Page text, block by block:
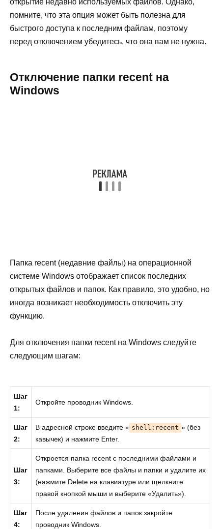
открытие недавно используемых файлов. Однако,
помните, что эта опция может быть полезна для
быстрого доступа к последним файлам, поэтому
перед отключением убедитесь, что она вам не нужна.
Отключение папки recent на
Windows
Папка recent (недавние файлы) на операционной
системе Windows отображает список последних
открытых файлов и папок. Как правило, это удобно, но
иногда возникает необходимость отключить эту
функцию.
Для отключения папки recent на Windows следуйте
следующим шагам:
Шаг
1:
Откройте проводник Windows.
Шаг
2:
В адресной строке введите « shell:recent » (без
кавычек) и нажмите Enter.
Шаг
3:
Откроется папка recent с последними файлами и
папками. Выберите все файлы и папки и удалите их
(нажмите Delete на клавиатуре или щелкните
правой кнопкой мыши и выберите «Удалить»).
Шаг
4:
После удаления файлов и папок закройте
проводник Windows.